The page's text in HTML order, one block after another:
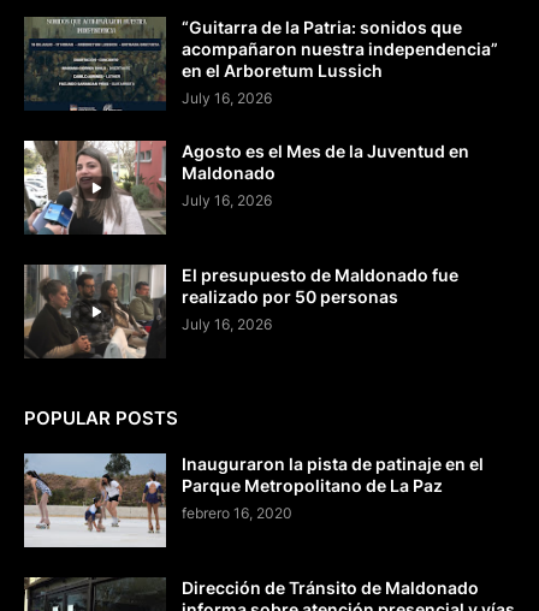
“Guitarra de la Patria: sonidos que
acompañaron nuestra independencia”
en el Arboretum Lussich
July 16, 2026
Agosto es el Mes de la Juventud en
Maldonado
July 16, 2026
El presupuesto de Maldonado fue
realizado por 50 personas
July 16, 2026
POPULAR POSTS
Inauguraron la pista de patinaje en el
Parque Metropolitano de La Paz
febrero 16, 2020
Dirección de Tránsito de Maldonado